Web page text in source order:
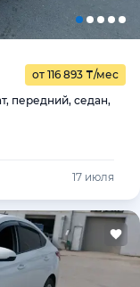
от 116 893 ₸/мес
передний, седан,
17 июля